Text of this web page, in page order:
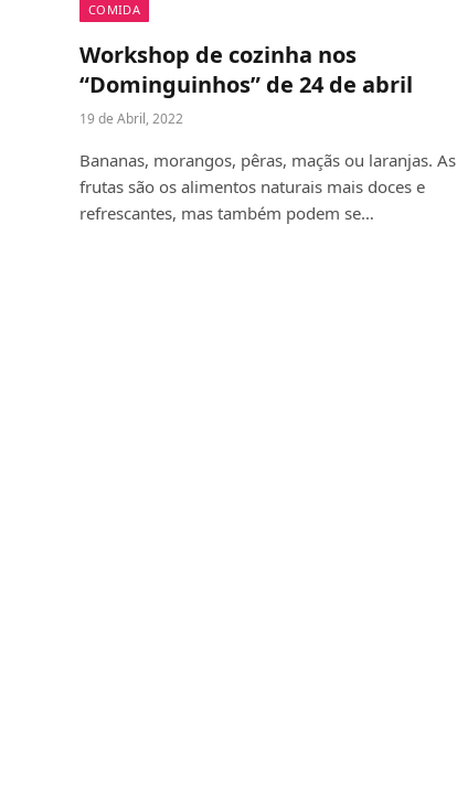
COMIDA
Workshop de cozinha nos
“Dominguinhos” de 24 de abril
19 de Abril, 2022
Bananas, morangos, pêras, maçãs ou laranjas. As
frutas são os alimentos naturais mais doces e
refrescantes, mas também podem se…